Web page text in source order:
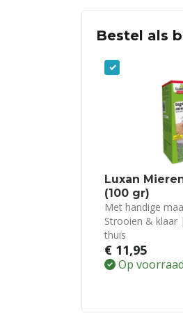
Bestel als
Luxan
(100 gr)
Met handige
Strooien & klaar
thuis
€ 11,95
Op voorraad